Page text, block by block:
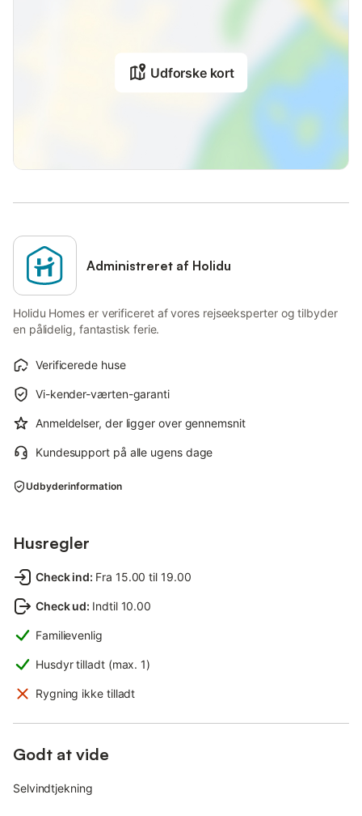
Udforske kort
Administreret af Holidu
Holidu Homes er verificeret af vores rejseeksperter og tilbyder
en pålidelig, fantastisk ferie.
Verificerede huse
Vi-kender-værten-garanti
Anmeldelser, der ligger over gennemsnit
Kundesupport på alle ugens dage
Udbyderinformation
Husregler
Check ind: Fra 15.00 til 19.00
Check ud: Indtil 10.00
Familievenlig
Husdyr tilladt (max. 1)
Rygning ikke tilladt
Godt at vide
Selvindtjekning